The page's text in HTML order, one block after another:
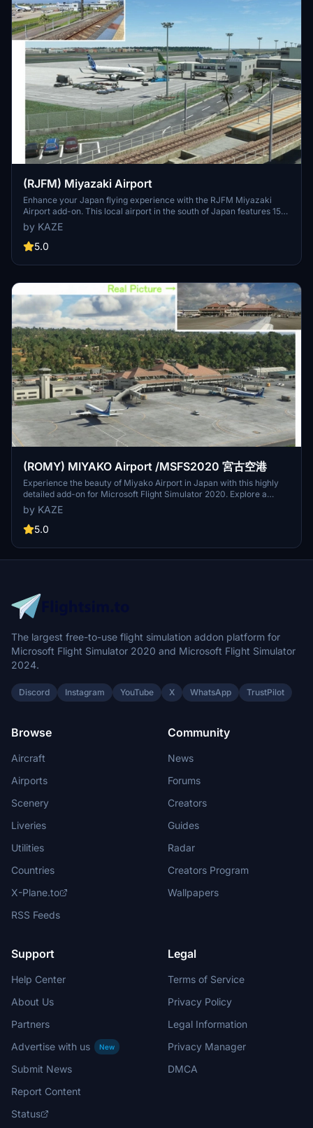
(RJFM) Miyazaki Airport
Enhance your Japan flying experience with the RJFM Miyazaki
Airport add-on. This local airport in the south of Japan features 15
custom buildings and realistic enhancements, making it a
convenient gateway to the picturesque town of Miyazaki. Stay
tuned for upcoming updates as the creator works towards
by KAZE
5.0
(ROMY) MIYAKO Airport /MSFS2020 宮古空港
Experience the beauty of Miyako Airport in Japan with this highly
detailed add-on for Microsoft Flight Simulator 2020. Explore a
resort area with unique airport operations, including flights to Tokyo
and Naha. Created with precision, this scenery upgrade accurately
depicts the terminal and surrounding buildings, capturing the
by KAZE
5.0
The largest free-to-use flight simulation addon platform for
Microsoft Flight Simulator 2020 and Microsoft Flight Simulator
2024.
Discord Instagram YouTube X WhatsApp TrustPilot
Browse
Aircraft
Airports
Scenery
Liveries
Utilities
Countries
X-Plane.to
RSS Feeds
Community
News
Forums
Creators
Guides
Radar
Creators Program
Wallpapers
Support
Help Center
About Us
Partners
Advertise with us
New
Submit News
Report Content
Status
Legal
Terms of Service
Privacy Policy
Legal Information
Privacy Manager
DMCA